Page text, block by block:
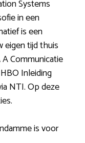
Systems
in een
is een
eigen tijd thuis
Communicatie
Inleiding
NTI. Op deze
is voor